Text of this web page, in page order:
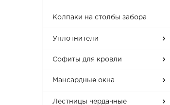
Колпаки на столбы забора
Уплотнители
Софиты для кровли
Мансардные окна
Лестницы чердачные